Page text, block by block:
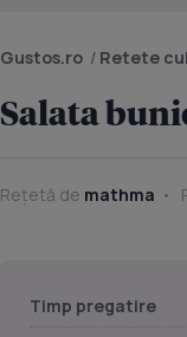
Gustos.ro / Retete
Salata
Rețetă de mathma
Timp pregatire